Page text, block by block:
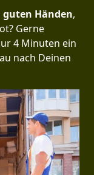
guten Händen,
Gerne
4 Minuten ein
nach Deinen